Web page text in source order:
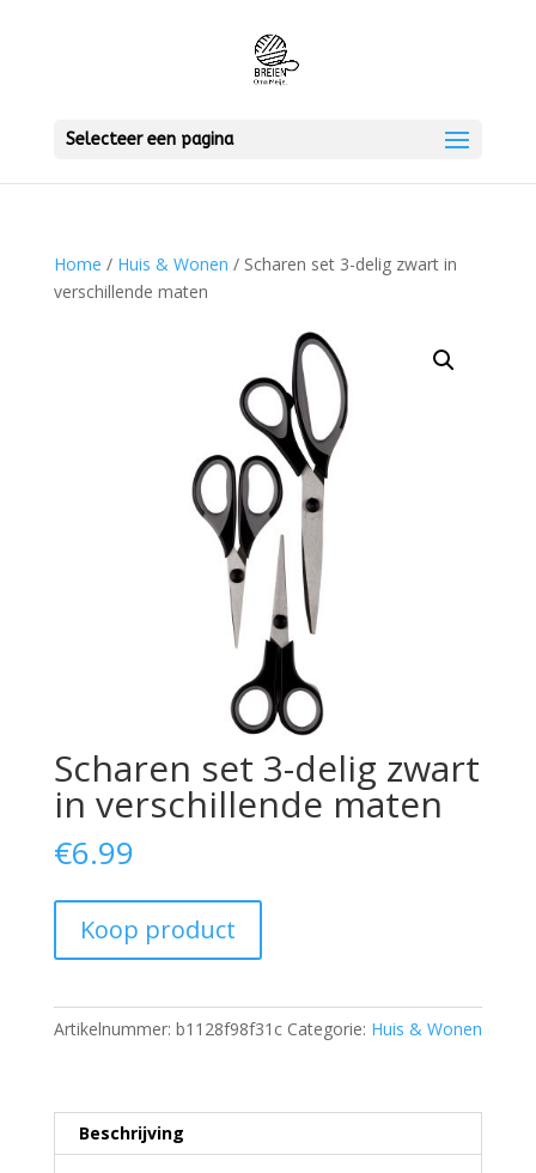
Selecteer een pagina
Home / Huis & Wonen / Scharen set 3-delig zwart in
verschillende maten
Scharen set 3-delig zwart
in verschillende maten
€6.99
Koop product
Artikelnummer: b1128f98f31c Categorie: Huis & Wonen
Beschrijving